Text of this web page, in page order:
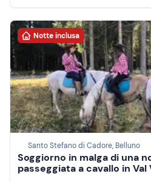
Notte inclusa
Santo Stefano di Cadore, Belluno
Soggiorno in malga di una
passeggiata a cavallo in Val